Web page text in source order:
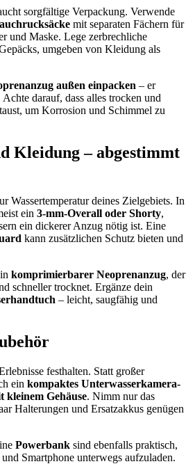
sorgfältige Verpackung. Verwende
mit separaten Fächern für
und Maske. Lege zerbrechliche
umgeben von Kleidung als
außen einpacken – er
darauf, dass alles trocken und
um Korrosion und Schimmel zu
Kleidung – abgestimmt
Wassertemperatur deines Zielgebiets. In
ein 3-mm-Overall oder Shorty,
ein dickerer Anzug nötig ist. Eine
kann zusätzlichen Schutz bieten und
komprimierbarer Neoprenanzug, der
schneller trocknet. Ergänze dein
– leicht, saugfähig und
festhalten. Statt großer
ein kompaktes Unterwasserkamera-
kleinem Gehäuse. Nimm nur das
Halterungen und Ersatzakkus genügen
Powerbank sind ebenfalls praktisch,
Smartphone unterwegs aufzuladen.